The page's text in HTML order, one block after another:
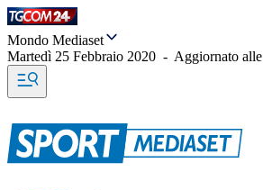
Mondo Mediaset
Martedì 25 Febbraio 2020 - Aggiornato alle